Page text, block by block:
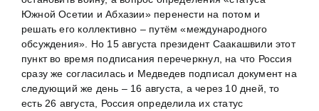
Южной Осетии и Абхазии» перенести на потом и
решать его коллективно – путём «международного
обсуждения». Но 15 августа президент Саакашвили этот
пункт во время подписания перечеркнул, на что Россия
сразу же согласилась и Медведев подписал документ на
следующий же день – 16 августа, а через 10 дней, то
есть 26 августа, Россия определила их статус